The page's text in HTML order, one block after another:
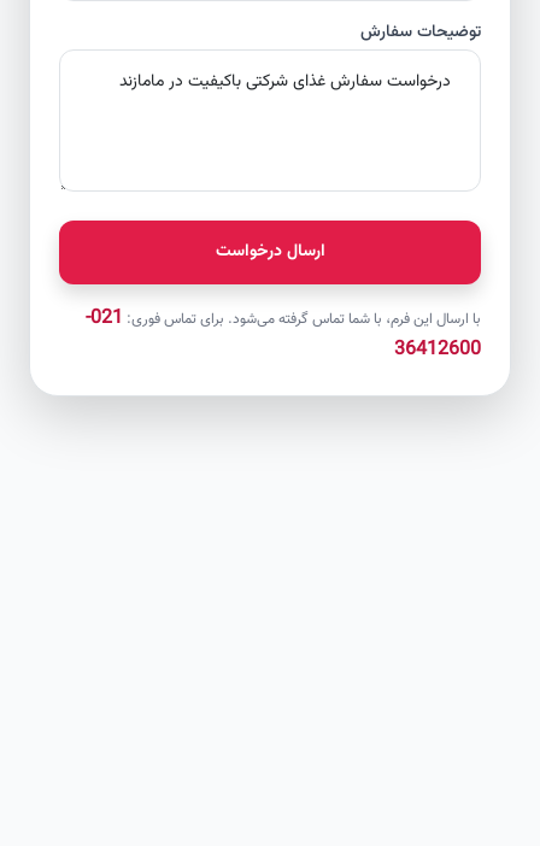
توضیحات سفارش
ارسال درخواست
با ارسال این فرم، با شما تماس گرفته می‌شود. برای تماس فوری:
021-
36412600